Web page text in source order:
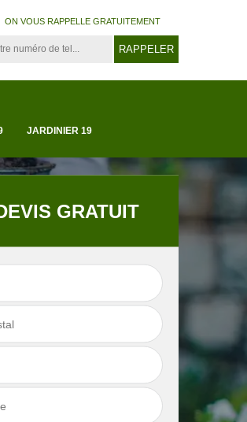
ON VOUS RAPPELLE GRATUITEMENT
JARDINIER 19
réfection
Abattage d'arbre
GRATUIT